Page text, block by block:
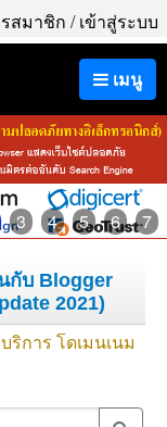
สมาชิก /เข้าสู่ระบบ
เมนู
3 4 5 6 7
กับ Blogger
2021)
ริการ โดเมนเนม